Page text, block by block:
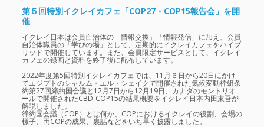
第５回特別イクレイカフェ「COP27・COP15報告会」を開
催
イクレイ日本は会員自治体の「情報交換」「情報発信」に加え、会員
自治体職員の「学びの場」として、定期的にイクレイカフェをハイブ
リッドで開催しています。また、会員限定サービスとして、イクレイ
カフェの録画と資料を終了後に配布しています。
2022年度第5回特別イクレイカフェでは、11月６日から20日にかけ
てエジプトのシャルム・エル・シェイクで開催された気候変動枠組条
約第27回締約国会議と12月7日から12月19日、カナダのモントリオ
ールで開催されたCBD-COP15の結果概要をイクレイ日本内田東吾が
解説しました。
締約国会議（COP）とは何か、COPにおけるイクレイの役割、会場の
様子、両COPの成果、裏話などをいち早く披露しました。